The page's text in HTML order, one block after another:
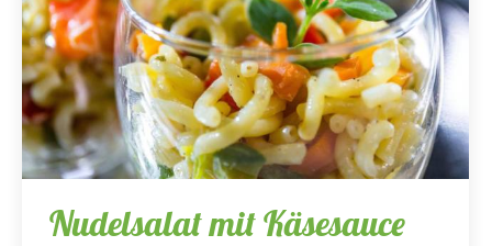
Nudelsalat mit Käsesauce